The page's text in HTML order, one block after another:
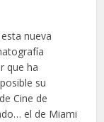
nueva
que ha
su
Cine de
el de Miami